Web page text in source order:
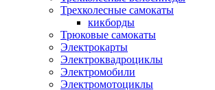
Трехколесные самокаты
кикборды
Трюковые самокаты
Электрокарты
Электроквадроциклы
Электромобили
Электромотоциклы